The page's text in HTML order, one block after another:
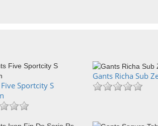
Sportcity S
Gants Richa Sub